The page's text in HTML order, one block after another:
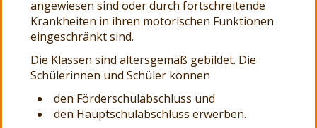
angewiesen sind oder durch fortschreitende
Krankheiten in ihren motorischen Funktionen
eingeschränkt sind.
Die Klassen sind altersgemäß gebildet. Die
Schülerinnen und Schüler können
den Förderschulabschluss und
den Hauptschulabschluss erwerben.